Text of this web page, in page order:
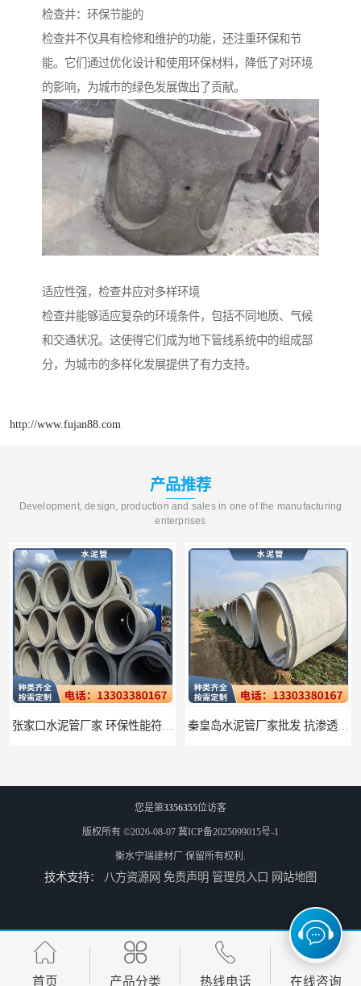
检查井：环保节能的
检查井不仅具有检修和维护的功能，还注重环保和节
能。它们通过优化设计和使用环保材料，降低了对环境
的影响，为城市的绿色发展做出了贡献。
适应性强，检查井应对多样环境
检查井能够适应复杂的环境条件，包括不同地质、气候
和交通状况。这使得它们成为地下管线系统中的组成部
分，为城市的多样化发展提供了有力支持。
http://www.fujan88.com
产品推荐
Development, design, production and sales in one of the manufacturing
enterprises
张家口水泥管厂家 环保性能符合标准 秦皇岛水泥管厂家批发 抗渗透性能无泄漏
预制检查井 井盖倾斜及时调整 石家庄水泥管厂家批发 应用广泛领域多样
您是第3356355位访客
版权所有 ©2026-08-07 冀ICP备2025099015号-1
衡水宁瑞建材厂 保留所有权利.
技术支持： 八方资源网 免责声明 管理员入口 网站地图
首页 产品分类 热线电话 在线咨询